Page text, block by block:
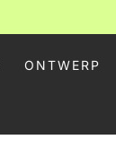
ONTWERP